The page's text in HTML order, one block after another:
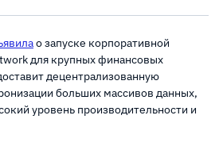
о запуске корпоративной
для крупных финансовых
децентрализованную
больших массивов данных,
уровень производительности и